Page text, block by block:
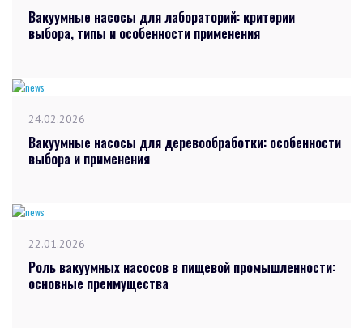
Вакуумные насосы для лабораторий: критерии
выбора, типы и особенности применения
24.02.2026
Вакуумные насосы для деревообработки: особенности
выбора и применения
22.01.2026
Роль вакуумных насосов в пищевой промышленности:
основные преимущества